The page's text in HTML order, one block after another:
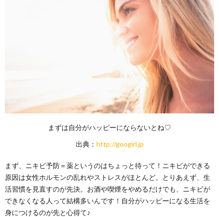
まずは自分がハッピーにならないとね♡
出典： http://googirl.jp
まず、ニキビ予防＝薬というのはちょっと待って！ニキビができる
原因は女性ホルモンの乱れやストレスがほとんど。とりあえず、生
活習慣を見直すのが先決。お酒や喫煙をやめるだけでも、ニキビが
できなくなる人って結構多いんです！自分がハッピーになる生活を
身につけるのが先と心得て♪